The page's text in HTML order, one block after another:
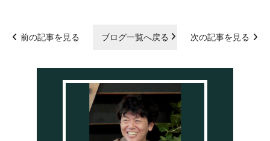
前の記事を見る ブログ一覧へ戻る 次の記事を見る